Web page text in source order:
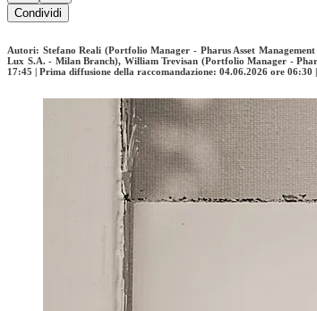
Condividi
Autori: Stefano Reali (Portfolio Manager - Pharus Asset
Lux S.A. - Milan Branch), William Trevisan (Portfolio Manager -
17:45 | Prima diffusione della raccomandazione: 04.06.2026 ore